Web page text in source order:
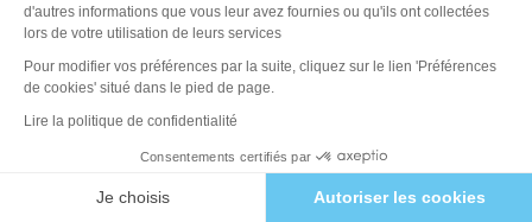
d'autres informations que vous leur avez fournies ou qu'ils ont collectées
lors de votre utilisation de leurs services
Pour modifier vos préférences par la suite, cliquez sur le lien 'Préférences
de cookies' situé dans le pied de page.
Lire la politique de confidentialité
Consentements certifiés par
Je choisis Autoriser les cookies
Intéressez vous au façonnage de la coque,
Des piscines fabriquées de façon robotisée, par
injection dans un moule et sous vide, cela permet
Une coque en résine Vinylester plutôt que
polyester